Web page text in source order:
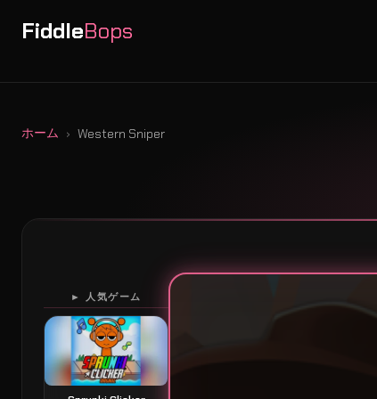
FiddleBops
ホーム Western Sniper
► 人気ゲーム